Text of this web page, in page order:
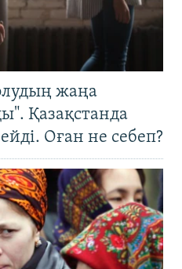
жаңа
Қазақстанда
Оған не себеп?